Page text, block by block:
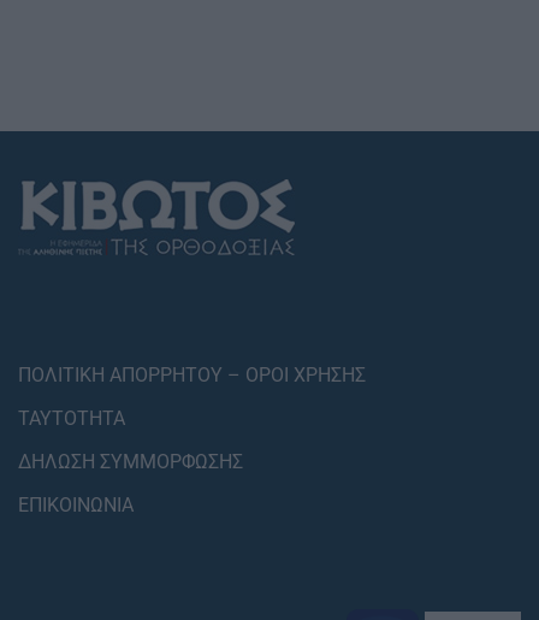
ΠΟΛΙΤΙΚΗ ΑΠΟΡΡΗΤΟΥ – ΟΡΟΙ ΧΡΗΣΗΣ
ΤΑΥΤΟΤΗΤΑ
ΔΗΛΩΣΗ ΣΥΜΜΟΡΦΩΣΗΣ
ΕΠΙΚΟΙΝΩΝΙΑ